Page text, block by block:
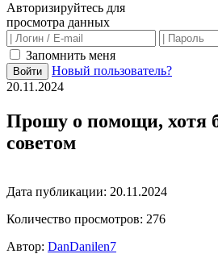
Авторизируйтесь для
просмотра данных
Запомнить меня
Войти
Новый пользователь?
20.11.2024
Прошу о помощи, хотя
советом
Дата публикации: 20.11.2024
Количество просмотров: 276
Автор: DanDanilen7